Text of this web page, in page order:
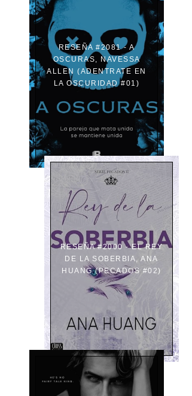
RESEÑA #2081 - A
OSCURAS, NAVESSA
ALLEN (ADENTRATE EN
LA OSCURIDAD #01)
RESEÑA #2000 - EL REY
DE LA SOBERBIA, ANA
HUANG (PECADOS #02)